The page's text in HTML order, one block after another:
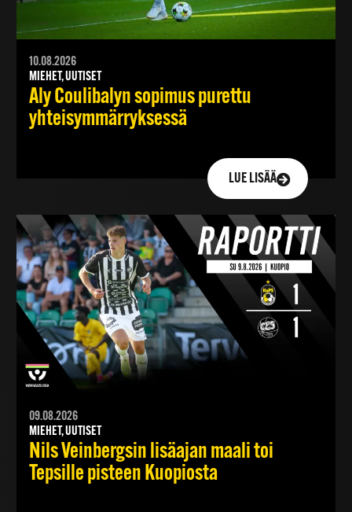
10.08.2026
MIEHET, UUTISET
Aly Coulibalyn sopimus purettu
yhteisymmärryksessä
LUE LISÄÄ
09.08.2026
MIEHET, UUTISET
Nils Veinbergsin lisäajan maali toi
Tepsille pisteen Kuopiosta